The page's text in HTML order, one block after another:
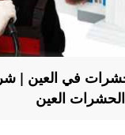
في العين |
الحشرات العين